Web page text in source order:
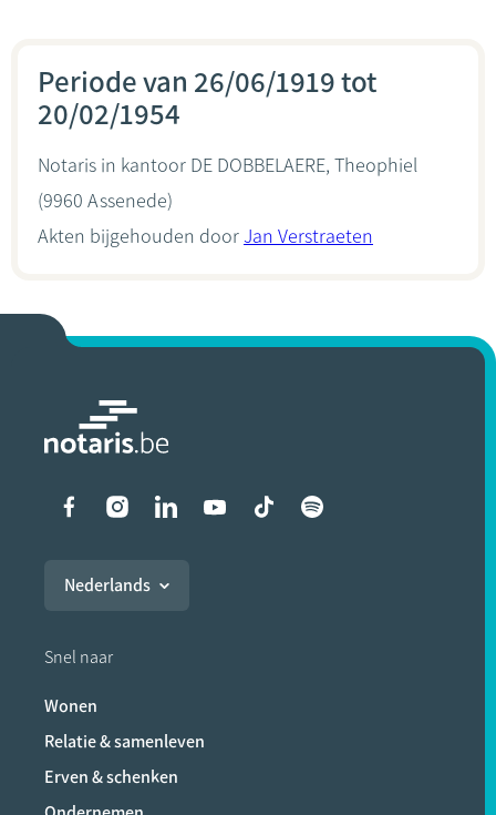
Periode van 26/06/1919 tot
20/02/1954
Notaris in kantoor DE DOBBELAERE, Theophiel
(9960 Assenede)
Akten bijgehouden door Jan Verstraeten
Liens vers les réseaux
Nederlands
Snel naar
Wonen
Relatie & samenleven
Erven & schenken